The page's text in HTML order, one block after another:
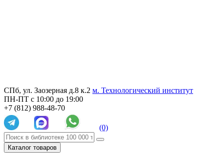
СПб, ул. Заозерная д.8 к.2 м. Технологический институт
ПН-ПТ с 10:00 до 19:00
+7 (812) 988-48-70
(0)
Каталог товаров